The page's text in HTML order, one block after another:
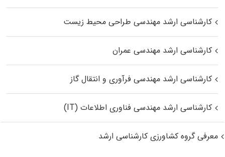
کارشناسی ارشد مهندسی طراحی محیط زیست
کارشناسی ارشد مهندسی عمران
کارشناسی ارشد مهندسی فرآوری و انتقال گاز
کارشناسی ارشد مهندسی فناوری اطلاعات (IT)
معرفی گروه کشاورزی کارشناسی ارشد